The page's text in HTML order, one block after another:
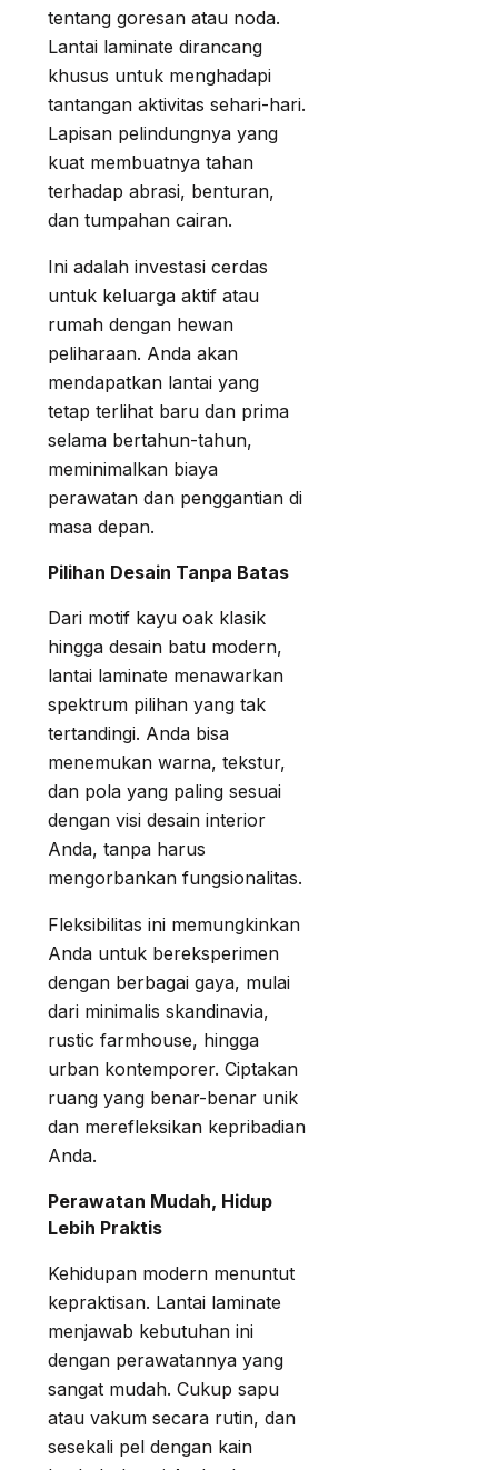
tentang goresan atau noda.
Lantai laminate dirancang
khusus untuk menghadapi
tantangan aktivitas sehari-hari.
Lapisan pelindungnya yang
kuat membuatnya tahan
terhadap abrasi, benturan,
dan tumpahan cairan.
Ini adalah investasi cerdas
untuk keluarga aktif atau
rumah dengan hewan
peliharaan. Anda akan
mendapatkan lantai yang
tetap terlihat baru dan prima
selama bertahun-tahun,
meminimalkan biaya
perawatan dan penggantian di
masa depan.
Pilihan Desain Tanpa Batas
Dari motif kayu oak klasik
hingga desain batu modern,
lantai laminate menawarkan
spektrum pilihan yang tak
tertandingi. Anda bisa
menemukan warna, tekstur,
dan pola yang paling sesuai
dengan visi desain interior
Anda, tanpa harus
mengorbankan fungsionalitas.
Fleksibilitas ini memungkinkan
Anda untuk bereksperimen
dengan berbagai gaya, mulai
dari minimalis skandinavia,
rustic farmhouse, hingga
urban kontemporer. Ciptakan
ruang yang benar-benar unik
dan merefleksikan kepribadian
Anda.
Perawatan Mudah, Hidup
Lebih Praktis
Kehidupan modern menuntut
kepraktisan. Lantai laminate
menjawab kebutuhan ini
dengan perawatannya yang
sangat mudah. Cukup sapu
atau vakum secara rutin, dan
sesekali pel dengan kain